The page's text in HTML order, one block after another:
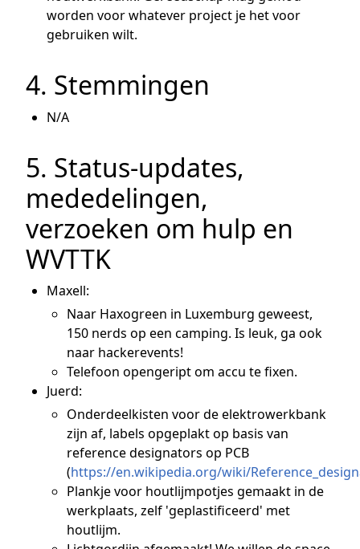
worden voor whatever project je het voor
gebruiken wilt.
4. Stemmingen
N/A
5. Status-updates,
mededelingen,
verzoeken om hulp en
WVTTK
Maxell:
Naar Haxogreen in Luxemburg geweest,
150 nerds op een camping. Is leuk, ga ook
naar hackerevents!
Telefoon opengeript om accu te fixen.
Juerd:
Onderdeelkisten voor de elektrowerkbank
zijn af, labels opgeplakt op basis van
reference designators op PCB
(https://en.wikipedia.org/wiki/
Plankje voor houtlijmpotjes gemaakt in de
werkplaats, zelf 'geplastificeerd' met
houtlijm.